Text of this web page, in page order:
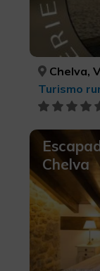
Chelva,
Turismo
Chelva